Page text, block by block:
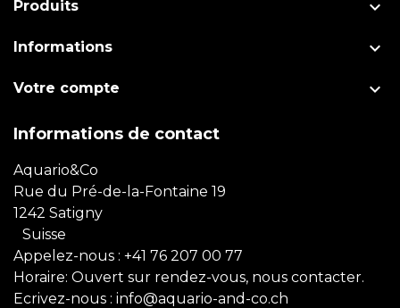
Produits 
Informations 
Votre compte 
Informations de contact
Aquario&Co
Rue du Pré-de-la-Fontaine 19
1242 Satigny
Suisse
Appelez-nous : +41 76 207 00 77
Horaire: Ouvert sur rendez-vous, nous contacter.
Ecrivez-nous : info@aquario-and-co.ch